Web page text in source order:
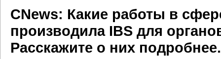
CNews: Какие работы в
производила IBS для
Расскажите о них подробнее.